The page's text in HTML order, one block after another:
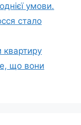
умови.
стало
що вони